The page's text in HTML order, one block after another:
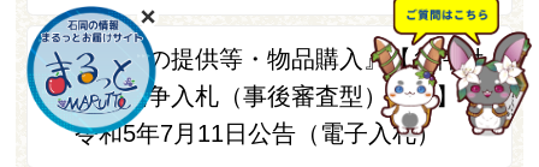
『役務の提供等・物品購入』【条件付
一般競争入札（事後審査型）情報】
令和5年7月11日公告（電子入札）